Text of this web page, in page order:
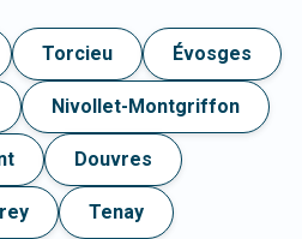
Torcieu Évosges
Nivollet-Montgriffon
Douvres
Tenay